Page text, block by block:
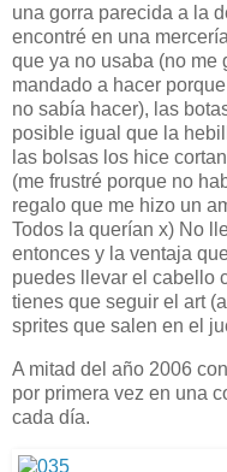
una gorra parecida a la
encontré en una
que ya no usaba (no me
mandado a hacer
no sabía hacer), las
posible igual que la
las bolsas los hice
(me frustré porque no
regalo que me hizo un
Todos la querían x) No
entonces y la ventaja
puedes llevar el cabello
tienes que seguir el art
sprites que salen en el
A mitad del año 2006
por primera vez en una
cada día.